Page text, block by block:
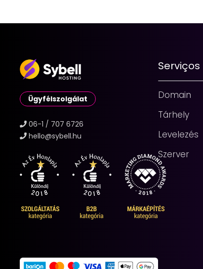
Ügyfélszolgálat
06-1 / 707 6726
hello@sybell.hu
Serviços
Domain
Tárhely
Levelezés
Szerver